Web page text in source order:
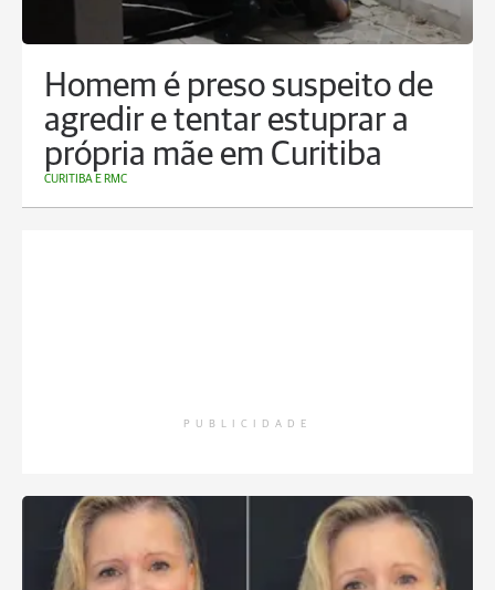
Homem é preso suspeito de
agredir e tentar estuprar a
própria mãe em Curitiba
CURITIBA E RMC
PUBLICIDADE